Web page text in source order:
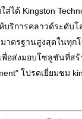
ด้ Kingston
การคลาวด์ระดับโ
าตรฐานสูงสุดในทุ
อส่งมอบโซลูชันที่สร้
โปรดเยี่ยมชม